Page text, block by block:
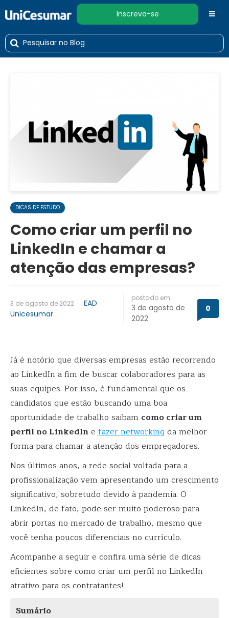
Inscreva-se
DICAS DE ESTUDO
Como criar um perfil no
LinkedIn e chamar a
atenção das empresas?
3 de agosto de 2022 · EAD
Unicesumar
postado em
3 de agosto de
2022
0
Já é notório que diversas empresas estão recorrendo
ao LinkedIn a fim de buscar colaboradores para as
suas equipes. Por isso, é fundamental que os
candidatos que estão buscando uma boa
oportunidade de trabalho saibam como criar um
perfil no LinkedIne fazer networking da melhor
forma para chamar a atenção dos empregadores.
Nos últimos anos, a rede social voltada para a
profissionalização vem apresentando um crescimento
significativo, sobretudo devido à pandemia. O
LinkedIn, de fato, pode ser muito poderoso para
abrir portas no mercado de trabalho, mesmo que
você tenha poucos diferenciais no currículo.
Acompanhe a seguir e confira uma série de dicas
eficientes sobre como criar um perfil no LinkedIn
atrativo para os contratantes!
Sumário